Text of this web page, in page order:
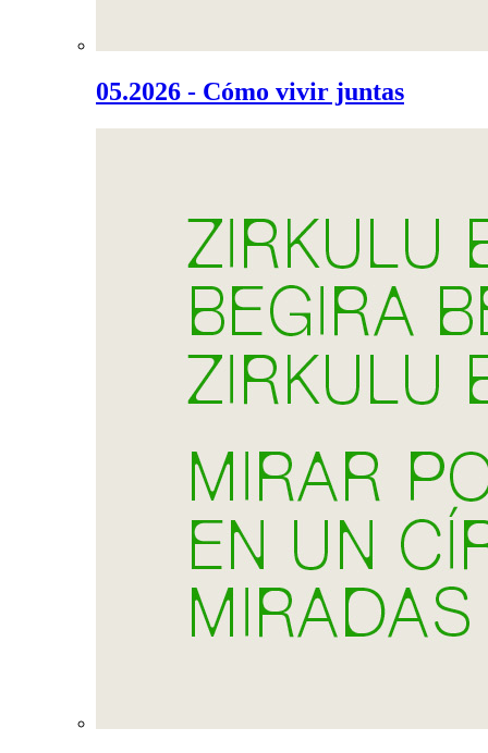
05.2026 - Cómo vivir juntas